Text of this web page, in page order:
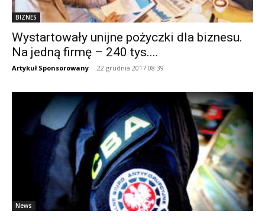
BIZNES
Wystartowały unijne pożyczki dla biznesu.
Na jedną firmę – 240 tys....
Artykuł Sponsorowany - 22 grudnia 2017 08:39
News